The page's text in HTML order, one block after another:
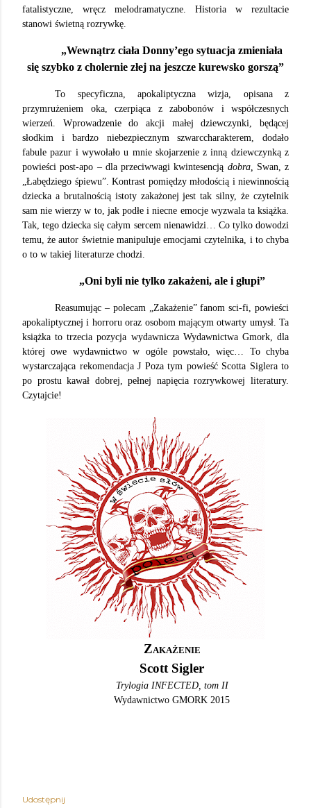
fatalistyczne, wręcz melodramatyczne. Historia w rezultacie
stanowi świetną rozrywkę.
„Wewnątrz ciała Donny’ego sytuacja zmieniała
się szybko z cholernie złej na jeszcze kurewsko gorszą”
To specyficzna, apokaliptyczna wizja, opisana z
przymrużeniem oka, czerpiąca z zabobonów i współczesnych
wierzeń. Wprowadzenie do akcji małej dziewczynki, będącej
słodkim i bardzo niebezpiecznym szwarccharakterem, dodało
fabule pazur i wywołało u mnie skojarzenie z inną dziewczynką z
powieści post-apo – dla przeciwwagi kwintesencją dobra,
Swan, z
„Łabędziego śpiewu”. Kontrast pomiędzy młodością i niewinnością
dziecka a brutalnością istoty zakażonej jest tak silny, że czytelnik
sam nie wierzy w to, jak podłe i niecne emocje wyzwala ta książka.
Tak, tego dziecka się całym sercem nienawidzi… Co tylko dowodzi
temu, że autor świetnie manipuluje emocjami czytelnika, i to chyba
o to w takiej literaturze chodzi.
„Oni byli nie tylko zakażeni, ale i głupi”
Reasumując – polecam „Zakażenie” fanom sci-fi, powieści
apokaliptycznej i horroru oraz osobom mającym otwarty umysł. Ta
książka to trzecia pozycja wydawnicza Wydawnictwa Gmork, dla
której owe wydawnictwo w ogóle powstało, więc… To chyba
wystarczająca rekomendacja J Poza tym powieść Scotta Siglera to
po prostu kawał dobrej, pełnej napięcia rozrywkowej literatury.
Czytajcie!
Zakażenie
Scott Sigler
Trylogia INFECTED, tom II
Wydawnictwo GMORK 2015
Udostępnij